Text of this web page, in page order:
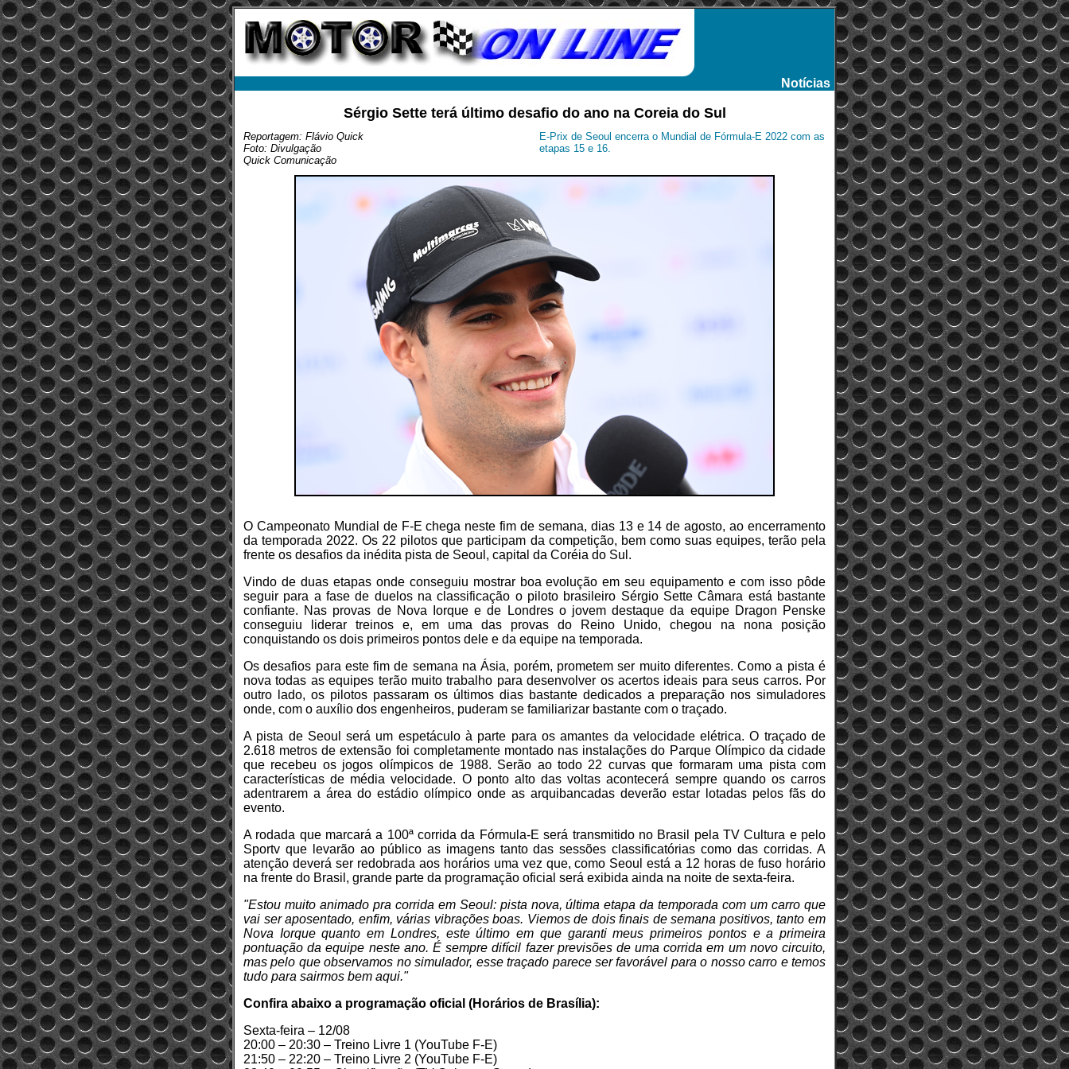
Notícias
Sérgio Sette terá último desafio do ano na Coreia do Sul
Reportagem: Flávio Quick
Foto: Divulgação
Quick Comunicação
E-Prix de Seoul encerra o Mundial de Fórmula-E 2022 com as
etapas 15 e 16.
O Campeonato Mundial de F-E chega neste fim de semana, dias 13 e 14 de agosto, ao encerramento
da temporada 2022. Os 22 pilotos que participam da competição, bem como suas equipes, terão pela
frente os desafios da inédita pista de Seoul, capital da Coréia do Sul.
Vindo de duas etapas onde conseguiu mostrar boa evolução em seu equipamento e com isso pôde
seguir para a fase de duelos na classificação o piloto brasileiro Sérgio Sette Câmara está bastante
confiante. Nas provas de Nova Iorque e de Londres o jovem destaque da equipe Dragon Penske
conseguiu liderar treinos e, em uma das provas do Reino Unido, chegou na nona posição
conquistando os dois primeiros pontos dele e da equipe na temporada.
Os desafios para este fim de semana na Ásia, porém, prometem ser muito diferentes. Como a pista é
nova todas as equipes terão muito trabalho para desenvolver os acertos ideais para seus carros. Por
outro lado, os pilotos passaram os últimos dias bastante dedicados a preparação nos simuladores
onde, com o auxílio dos engenheiros, puderam se familiarizar bastante com o traçado.
A pista de Seoul será um espetáculo à parte para os amantes da velocidade elétrica. O traçado de
2.618 metros de extensão foi completamente montado nas instalações do Parque Olímpico da cidade
que recebeu os jogos olímpicos de 1988. Serão ao todo 22 curvas que formaram uma pista com
características de média velocidade. O ponto alto das voltas acontecerá sempre quando os carros
adentrarem a área do estádio olímpico onde as arquibancadas deverão estar lotadas pelos fãs do
evento.
A rodada que marcará a 100ª corrida da Fórmula-E será transmitido no Brasil pela TV Cultura e pelo
Sportv que levarão ao público as imagens tanto das sessões classificatórias como das corridas. A
atenção deverá ser redobrada aos horários uma vez que, como Seoul está a 12 horas de fuso horário
na frente do Brasil, grande parte da programação oficial será exibida ainda na noite de sexta-feira.
"Estou muito animado pra corrida em Seoul: pista nova, última etapa da temporada com um carro que
vai ser aposentado, enfim, várias vibrações boas. Viemos de dois finais de semana positivos, tanto em
Nova Iorque quanto em Londres, este último em que garanti meus primeiros pontos e a primeira
pontuação da equipe neste ano. É sempre difícil fazer previsões de uma corrida em um novo circuito,
mas pelo que observamos no simulador, esse traçado parece ser favorável para o nosso carro e temos
tudo para sairmos bem aqui."
Confira abaixo a programação oficial (Horários de Brasília):
Sexta-feira – 12/08
20:00 – 20:30 – Treino Livre 1 (YouTube F-E)
21:50 – 22:20 – Treino Livre 2 (YouTube F-E)